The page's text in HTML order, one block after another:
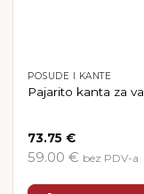
POSUDE I KANTE
Pajarito kanta za
73.75€
59.00 € bez PDV-a